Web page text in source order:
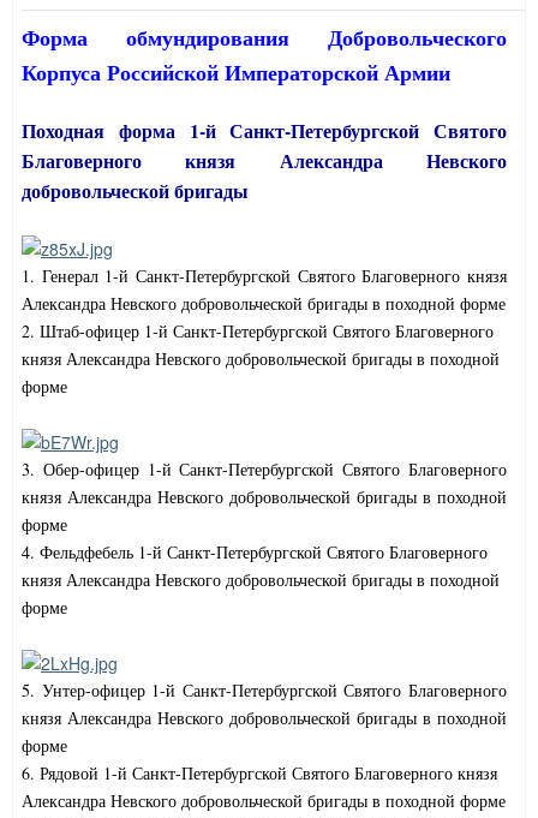
Форма обмундирования Добровольческого
Корпуса Российской Императорской Армии
Походная форма 1-й Санкт-Петербургской Святого
Благоверного князя Александра Невского
добровольческой бригады
1. Генерал 1-й Санкт-Петербургской Святого Благоверного князя
Александра Невского добровольческой бригады в походной форме
2. Штаб-офицер 1-й Санкт-Петербургской Святого Благоверного
князя Александра Невского добровольческой бригады в походной
форме
3. Обер-офицер 1-й Санкт-Петербургской Святого Благоверного
князя Александра Невского добровольческой бригады в походной
форме
4. Фельдфебель 1-й Санкт-Петербургской Святого Благоверного
князя Александра Невского добровольческой бригады в походной
форме
5. Унтер-офицер 1-й Санкт-Петербургской Святого Благоверного
князя Александра Невского добровольческой бригады в походной
форме
6. Рядовой 1-й Санкт-Петербургской Святого Благоверного князя
Александра Невского добровольческой бригады в походной форме